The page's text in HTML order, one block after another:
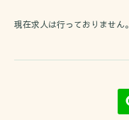
現在求人は行っておりません。